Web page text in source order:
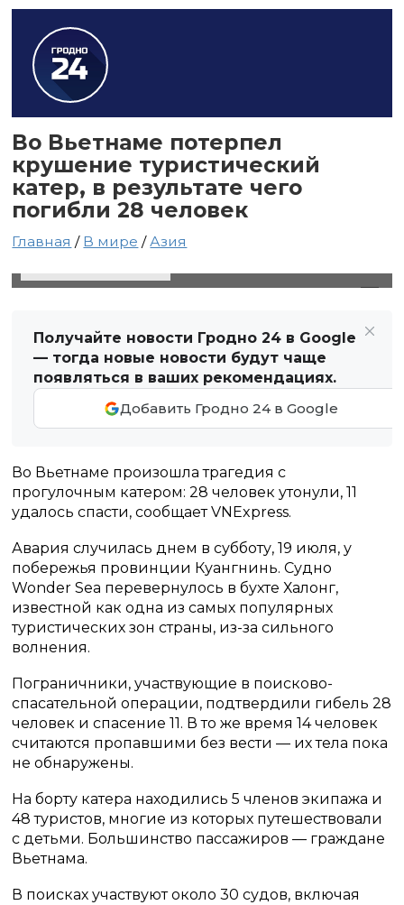
Во Вьетнаме потерпел
крушение туристический
катер, в результате чего
погибли 28 человек
Главная / В мире /Азия
Получайте новости Гродно 24 в Google
— тогда новые новости будут чаще
появляться в ваших рекомендациях.
Добавить Гродно 24 в Google
Во Вьетнаме произошла трагедия с
прогулочным катером: 28 человек утонули, 11
удалось спасти, сообщает VNExpress.
Авария случилась днем в субботу, 19 июля, у
побережья провинции Куангнинь. Судно
Wonder Sea перевернулось в бухте Халонг,
известной как одна из самых популярных
туристических зон страны, из-за сильного
волнения.
Пограничники, участвующие в поисково-
спасательной операции, подтвердили гибель 28
человек и спасение 11. В то же время 14 человек
считаются пропавшими без вести — их тела пока
не обнаружены.
На борту катера находились 5 членов экипажа и
48 туристов, многие из которых путешествовали
с детьми. Большинство пассажиров — граждане
Вьетнама.
В поисках участвуют около 30 судов, включая